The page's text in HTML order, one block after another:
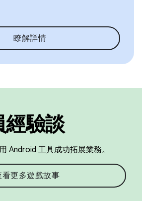
瞭解詳情
經驗談
Android 工具成功拓展業務。
看更多遊戲故事